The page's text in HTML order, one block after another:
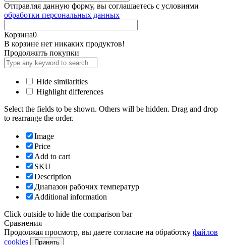
Отправляя данную форму, вы соглашаетесь с условиями
обработки персональных данных
Корзина0
В корзине нет никаких продуктов!
Продолжить покупки
Hide similarities
Highlight differences
Select the fields to be shown. Others will be hidden. Drag and drop
to rearrange the order.
Image
Price
Add to cart
SKU
Description
Диапазон рабочих температур
Additional information
Click outside to hide the comparison bar
Сравнения
Продолжая просмотр, вы даете согласие на обработку файлов
cookies
Принять